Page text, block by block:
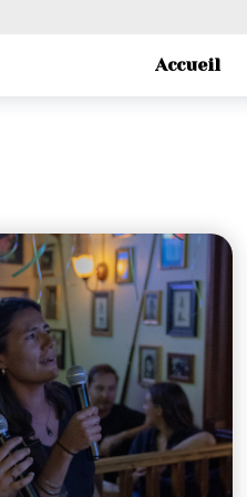
Accueil